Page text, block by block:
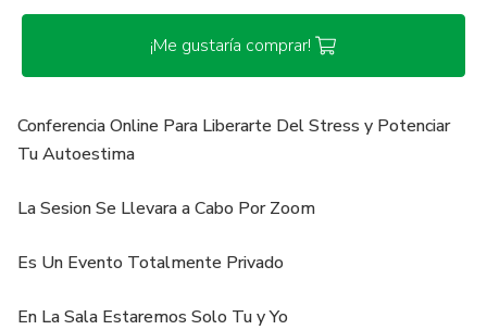
¡Me gustaría comprar!
Conferencia Online Para Liberarte Del Stress y Potenciar
Tu Autoestima
La Sesion Se Llevara a Cabo Por Zoom
Es Un Evento Totalmente Privado
En La Sala Estaremos Solo Tu y Yo